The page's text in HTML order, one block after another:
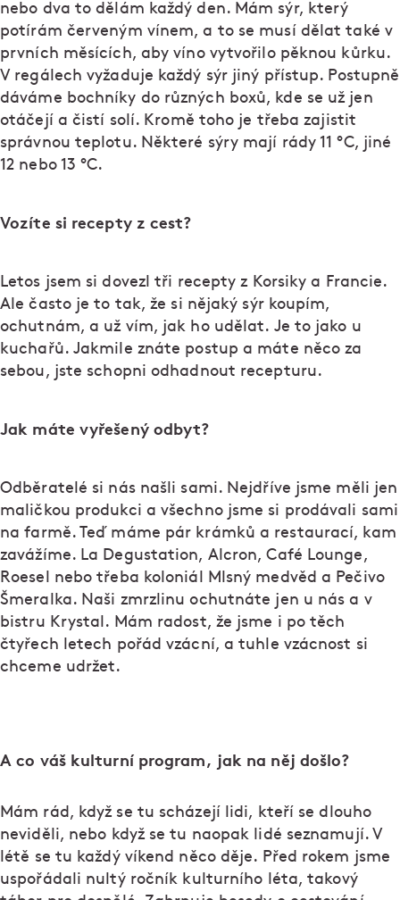
nebo dva to dělám každý den. Mám sýr, který
potírám červeným vínem, a to se musí dělat také v
prvních měsících, aby víno vytvořilo pěknou kůrku.
V regálech vyžaduje každý sýr jiný přístup. Postupně
dáváme bochníky do různých boxů, kde se už jen
otáčejí a čistí solí. Kromě toho je třeba zajistit
správnou teplotu. Některé sýry mají rády 11 °C, jiné
12 nebo 13 °C.
Vozíte si recepty z cest?
Letos jsem si dovezl tři recepty z Korsiky a Francie.
Ale často je to tak, že si nějaký sýr koupím,
ochutnám, a už vím, jak ho udělat. Je to jako u
kuchařů. Jakmile znáte postup a máte něco za
sebou, jste schopni odhadnout recepturu.
Jak máte vyřešený odbyt?
Odběratelé si nás našli sami. Nejdříve jsme měli jen
maličkou produkci a všechno jsme si prodávali sami
na farmě. Teď máme pár krámků a restaurací, kam
zavážíme. La Degustation, Alcron, Café Lounge,
Roesel nebo třeba koloniál Mlsný medvěd a Pečivo
Šmeralka. Naši zmrzlinu ochutnáte jen u nás a v
bistru Krystal. Mám radost, že jsme i po těch
čtyřech letech pořád vzácní, a tuhle vzácnost si
chceme udržet.
A co váš kulturní program, jak na něj došlo?
Mám rád, když se tu scházejí lidi, kteří se dlouho
neviděli, nebo když se tu naopak lidé seznamují. V
létě se tu každý víkend něco děje. Před rokem jsme
uspořádali nultý ročník kulturního léta, takový